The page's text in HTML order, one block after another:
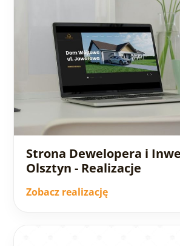
Strona Dewelopera i
Olsztyn - Realizacje
Zobacz realizację